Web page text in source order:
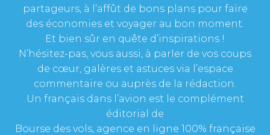
partageurs, à l’affût de bons plans pour faire
des économies et voyager au bon moment.
Et bien sûr en quête d’inspirations !
N’hésitez-pas, vous aussi, à parler de vos coups
de cœur, galères et astuces via l’espace
commentaire ou auprès de la rédaction.
Un français dans l’avion est le complément
éditorial de
Bourse des vols, agence en ligne 100% française